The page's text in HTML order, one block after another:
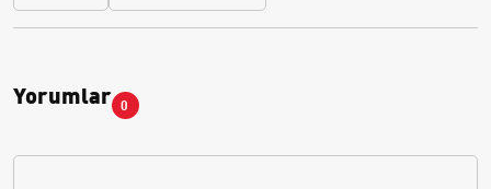
Yorumlar 0